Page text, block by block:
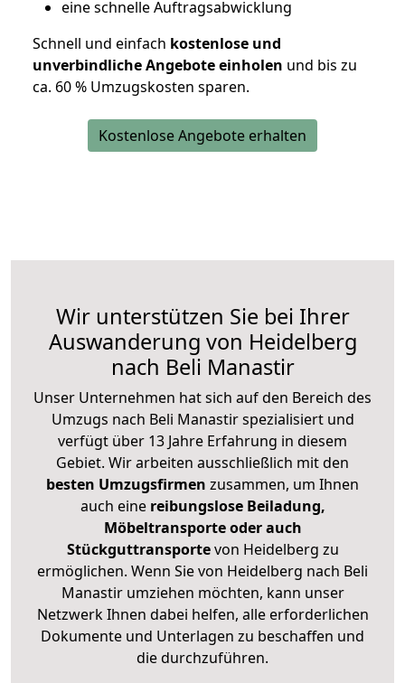
eine schnelle Auftragsabwicklung
Schnell und einfach kostenlose und
unverbindliche Angebote einholen und bis zu
ca. 60 % Umzugskosten sparen.
Kostenlose Angebote erhalten
Wir unterstützen Sie bei Ihrer
Auswanderung von Heidelberg
nach Beli Manastir
Unser Unternehmen hat sich auf den Bereich des
Umzugs nach Beli Manastir spezialisiert und
verfügt über 13 Jahre Erfahrung in diesem
Gebiet. Wir arbeiten ausschließlich mit den
besten Umzugsfirmen zusammen, um Ihnen
auch eine reibungslose Beiladung,
Möbeltransporte oder auch
Stückguttransportevon Heidelberg zu
ermöglichen. Wenn Sie von Heidelberg nach Beli
Manastir umziehen möchten, kann unser
Netzwerk Ihnen dabei helfen, alle erforderlichen
Dokumente und Unterlagen zu beschaffen und
die durchzuführen.